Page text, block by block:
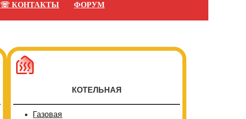
☏ КОНТАКТЫ ФОРУМ
КОТЕЛЬНАЯ
Газовая